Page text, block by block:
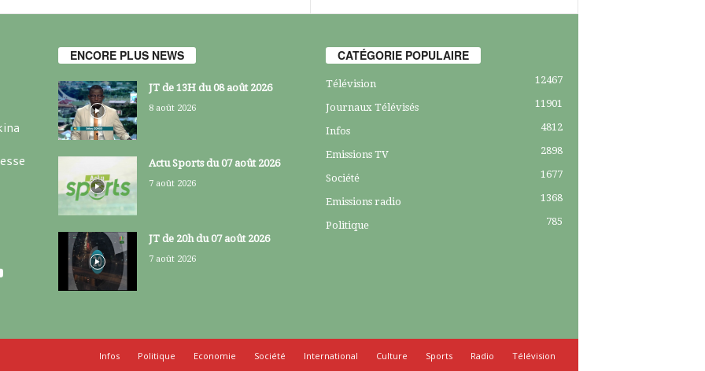
ENCORE PLUS NEWS
JT de 13H du 08 août 2026
8 août 2026
Actu Sports du 07 août 2026
7 août 2026
JT de 20h du 07 août 2026
7 août 2026
CATÉGORIE POPULAIRE
Télévision 12467
Journaux Télévisés 11901
Infos 4812
Emissions TV 2898
Société 1677
Emissions radio 1368
Politique 785
Infos Politique Economie Société International Culture Sports Radio
Télévision